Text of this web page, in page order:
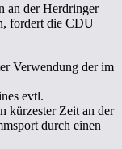
an der Herdringer
fordert die CDU
Verwendung der im
evtl.
kürzester Zeit an der
durch einen